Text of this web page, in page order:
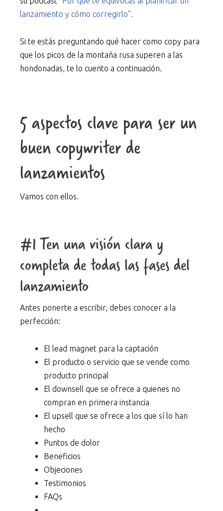
lanzamiento y cómo corregirlo”.
Si te estás preguntando qué hacer como copy para
que los picos de la montaña rusa superen a las
hondonadas, te lo cuento a continuación.
5 aspectos clave para ser un
buen copywriter de
lanzamientos
Vamos con ellos.
#1 Ten una visión clara y
completa de todas las fases del
lanzamiento
Antes ponerte a escribir, debes conocer a la
perfección:
El lead magnet para la captación
El producto o servicio que se vende como
producto principal
El downsell que se ofrece a quienes no
compran en primera instancia
El upsell que se ofrece a los que sí lo han
hecho
Puntos de dolor
Beneficios
Objeciones
Testimonios
FAQs